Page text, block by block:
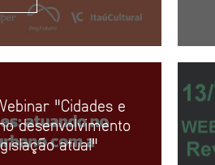
"Cidades e
desenvolvimento
atual"